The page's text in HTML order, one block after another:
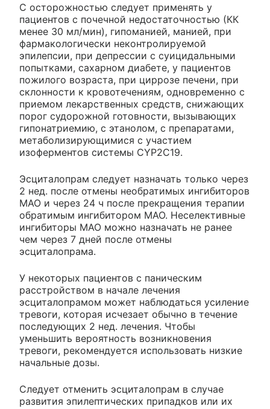
C осторожностью следует применять у
пациентов с почечной недостаточностью (КК
менее 30 мл/мин), гипоманией, манией, при
фармакологически неконтролируемой
эпилепсии, при депрессии с суицидальными
попытками, сахарном диабете, у пациентов
пожилого возраста, при циррозе печени, при
склонности к кровотечениям, одновременно с
приемом лекарственных средств, снижающих
порог судорожной готовности, вызывающих
гипонатриемию, с этанолом, с препаратами,
метаболизирующимися с участием
изоферментов системы CYP2C19.
Эсциталопрам следует назначать только через
2 нед. после отмены необратимых ингибиторов
МАО и через 24 ч после прекращения терапии
обратимым ингибитором МАО. Неселективные
ингибиторы МАО можно назначать не ранее
чем через 7 дней после отмены
эсциталопрама.
У некоторых пациентов с паническим
расстройством в начале лечения
эсциталопрамом может наблюдаться усиление
тревоги, которая исчезает обычно в течение
последующих 2 нед. лечения. Чтобы
уменьшить вероятность возникновения
тревоги, рекомендуется использовать низкие
начальные дозы.
Следует отменить эсциталопрам в случае
развития эпилептических припадков или их